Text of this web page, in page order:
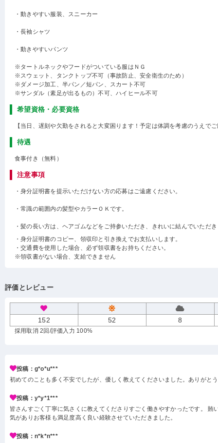
・動きやすい服装、スニーカー
・長袖シャツ
・動きやすいパンツ
※タートルネックやフードがついている服はＮＧ
※スウェット、タンクトップ不可（事故防止、安全衛生のため）
※ダメージ加工、半パン／短パン、スカート不可
※サンダル（素足が出るもの）不可、ハイヒール不可
希望資格・必要資格
【当日、遅刻や欠勤をされると大変困ります！予定は体調を考慮のうえで
待遇
食事付き（無料）
注意事項
・身分証明書を提示いただけない方の応募はご遠慮ください。
・常識の範囲内の髪型やカラーＯＫです。
・髪の長い方は、ヘアゴムなどをご持参いただき、きれいに結んでいただ
・身分証明書のコピー、領収印と引き換えでお支払いします。
・交通費を使用した場合、必ず領収書をお持ちください。
※領収書がない場合、支給できません
評価とレビュー
152 52 8
採用取消 2回 /評価入力 100%
投稿：g*o*u***
初めてのことも多く不安でしたが、優しく教えてくださいました。ありがと
投稿：y*y*1***
皆さんすごく丁寧に気さくに教えてくださりすごく働きやすかったです。 賄
気がありお客様も満足度高く良い経験させていただきました。
投稿：n*k*n***